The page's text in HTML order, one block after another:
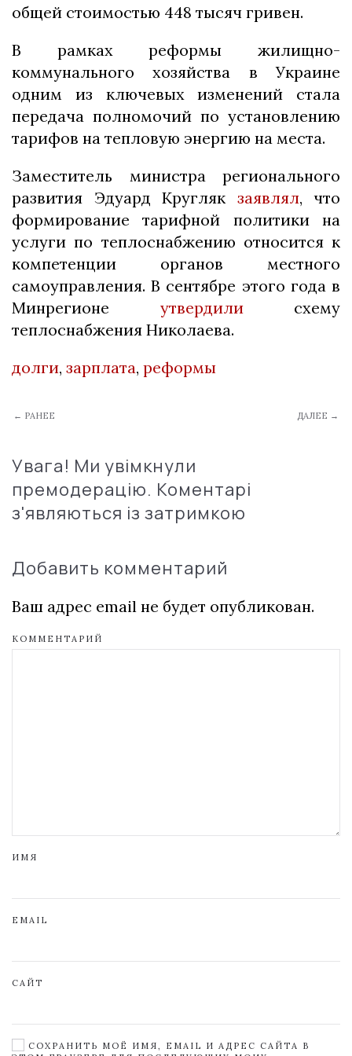
общей стоимостью 448 тысяч гривен.
В рамках реформы жилищно-
коммунального хозяйства в Украине
одним из ключевых изменений стала
передача полномочий по установлению
тарифов на тепловую энергию на места.
Заместитель министра регионального
развития Эдуард Кругляк заявлял, что
формирование тарифной политики на
услуги по теплоснабжению относится к
компетенции органов местного
самоуправления. В сентябре этого года в
Минрегионе утвердилисхему
теплоснабжения Николаева.
долги, зарплата, реформы
← РАНЕЕ ДАЛЕЕ →
Увага! Ми увімкнули
премодерацію. Коментарі
з'являються із затримкою
Добавить комментарий
Ваш адрес email не будет опубликован.
КОММЕНТАРИЙ
ИМЯ
EMAIL
САЙТ
СОХРАНИТЬ МОЁ ИМЯ, EMAIL И АДРЕС САЙТА В